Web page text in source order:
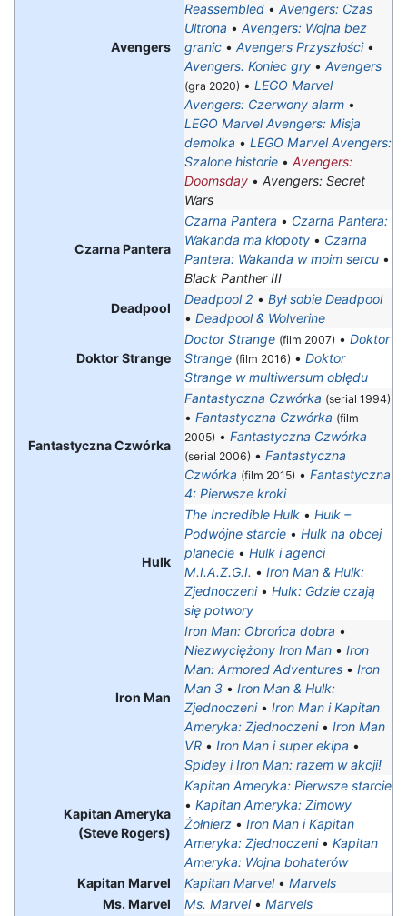
Avengers
Reassembled • Avengers: Czas
Ultrona • Avengers: Wojna bez
granic • Avengers Przyszłości•
Avengers: Koniec gry • Avengers
(gra 2020) • LEGO Marvel
Avengers: Czerwony alarm •
LEGO Marvel Avengers: Misja
demolka • LEGO Marvel Avengers:
Szalone historie • Avengers:
Doomsday • Avengers: Secret
Wars
Czarna Pantera
Czarna Pantera • Czarna Pantera:
Wakanda ma kłopoty • Czarna
Pantera: Wakanda w moim sercu •
Black Panther III
Deadpool
Deadpool 2 • Był sobie Deadpool
• Deadpool & Wolverine
Doktor Strange
Doctor Strange (film 2007) • Doktor
Strange (film 2016) • Doktor
Strange w multiwersum obłędu
Fantastyczna Czwórka
Fantastyczna Czwórka (serial 1994)
• Fantastyczna Czwórka (film
2005) • Fantastyczna Czwórka
(serial 2006) • Fantastyczna
Czwórka (film 2015) • Fantastyczna
4: Pierwsze kroki
Hulk
The Incredible Hulk • Hulk –
Podwójne starcie • Hulk na obcej
planecie • Hulk i agenci
M.I.A.Z.G.I. • Iron Man & Hulk:
Zjednoczeni• Hulk: Gdzie czają
się potwory
Iron Man
Iron Man: Obrońca dobra •
Niezwyciężony Iron Man • Iron
Man: Armored Adventures • Iron
Man 3 • Iron Man & Hulk:
Zjednoczeni• Iron Man i Kapitan
Ameryka: Zjednoczeni• Iron Man
VR • Iron Man i super ekipa •
Spidey i Iron Man: razem w akcji!
Kapitan Ameryka
(Steve Rogers)
Kapitan Ameryka: Pierwsze starcie
• Kapitan Ameryka: Zimowy
Żołnierz • Iron Man i Kapitan
Ameryka: Zjednoczeni• Kapitan
Ameryka: Wojna bohaterów
Kapitan Marvel
Kapitan Marvel• Marvels
Ms. Marvel
Ms. Marvel• Marvels